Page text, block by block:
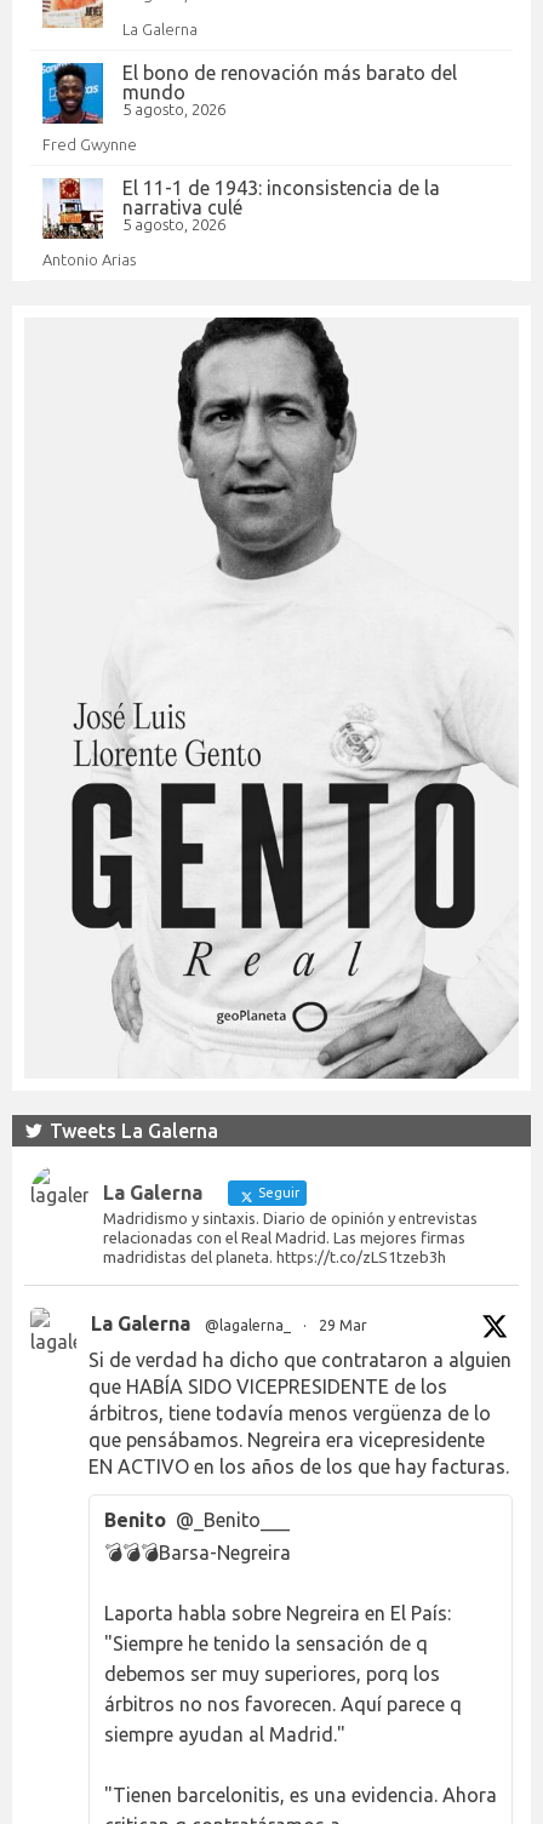
La Galerna
El bono de renovación más barato del
mundo
5 agosto, 2026
Fred Gwynne
El 11-1 de 1943: inconsistencia de la
narrativa culé
5 agosto, 2026
Antonio Arias
Tweets La Galerna
La Galerna Seguir
Madridismo y sintaxis. Diario de opinión y entrevistas
relacionadas con el Real Madrid. Las mejores firmas
madridistas del planeta. https://t.co/zLS1tzeb3h
La Galerna @lagalerna_ · 29 Mar
Si de verdad ha dicho que contrataron a alguien
que HABÍA SIDO VICEPRESIDENTE de los
árbitros, tiene todavía menos vergüenza de lo
que pensábamos. Negreira era vicepresidente
EN ACTIVO en los años de los que hay facturas.
Benito @_Benito___
💣💣💣Barsa-Negreira
Laporta habla sobre Negreira en El País:
"Siempre he tenido la sensación de q
debemos ser muy superiores, porq los
árbitros no nos favorecen. Aquí parece q
siempre ayudan al Madrid."
"Tienen barcelonitis, es una evidencia. Ahora